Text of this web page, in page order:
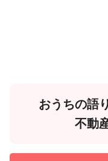
おうちの語
不動